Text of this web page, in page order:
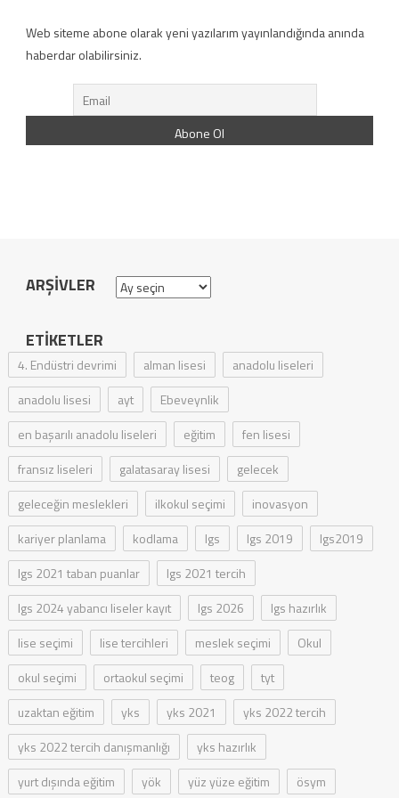
Web siteme abone olarak yeni yazılarım yayınlandığında anında
haberdar olabilirsiniz.
ARŞIVLER Arşivler
ETIKETLER
4. Endüstri devrimi alman lisesi
anadolu liseleri
anadolu lisesi
ayt
Ebeveynlik
en başarılı anadolu liseleri
eğitim
fen lisesi
fransız liseleri
galatasaray lisesi
gelecek
geleceğin meslekleri
ilkokul seçimi
inovasyon
kariyer planlama
kodlama lgs lgs 2019
lgs2019
lgs 2021 taban puanlar
lgs 2021 tercih
lgs 2024 yabancı liseler kayıt
lgs 2026
lgs hazırlık
lise seçimi
lise tercihleri meslek seçimi
Okul
okul seçimi
ortaokul seçimi teog
tyt
uzaktan eğitim
yks yks 2021
yks 2022 tercih
yks 2022 tercih danışmanlığı
yks hazırlık
yurt dışında eğitim
yök yüz yüze eğitim ösym